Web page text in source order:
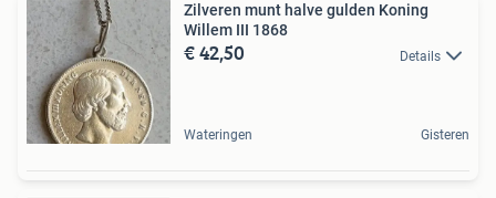
Zilveren munt halve gulden Koning
Willem III 1868
€ 42,50 Details
Wateringen Gisteren